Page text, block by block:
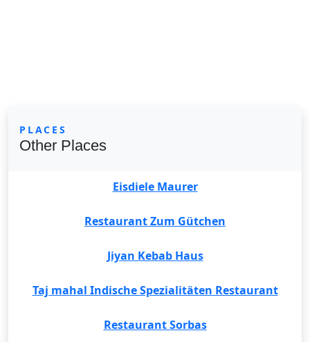
PLACES
Other Places
Eisdiele Maurer
Restaurant Zum Gütchen
Jiyan Kebab Haus
Taj mahal Indische Spezialitäten Restaurant
Restaurant Sorbas